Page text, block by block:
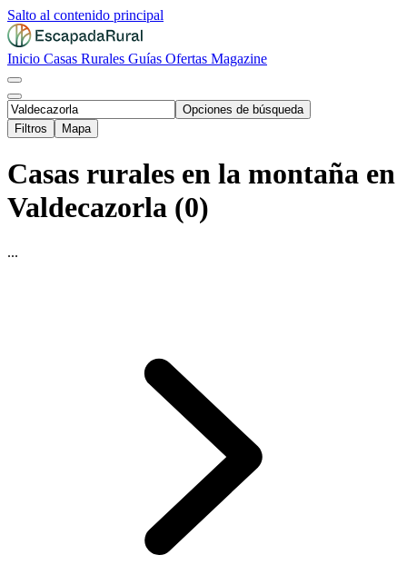
Salto al contenido principal
Inicio Casas Rurales Guías Ofertas Magazine
Opciones de búsqueda
Filtros
Mapa
Casas rurales en la montaña en
Valdecazorla (0)
...